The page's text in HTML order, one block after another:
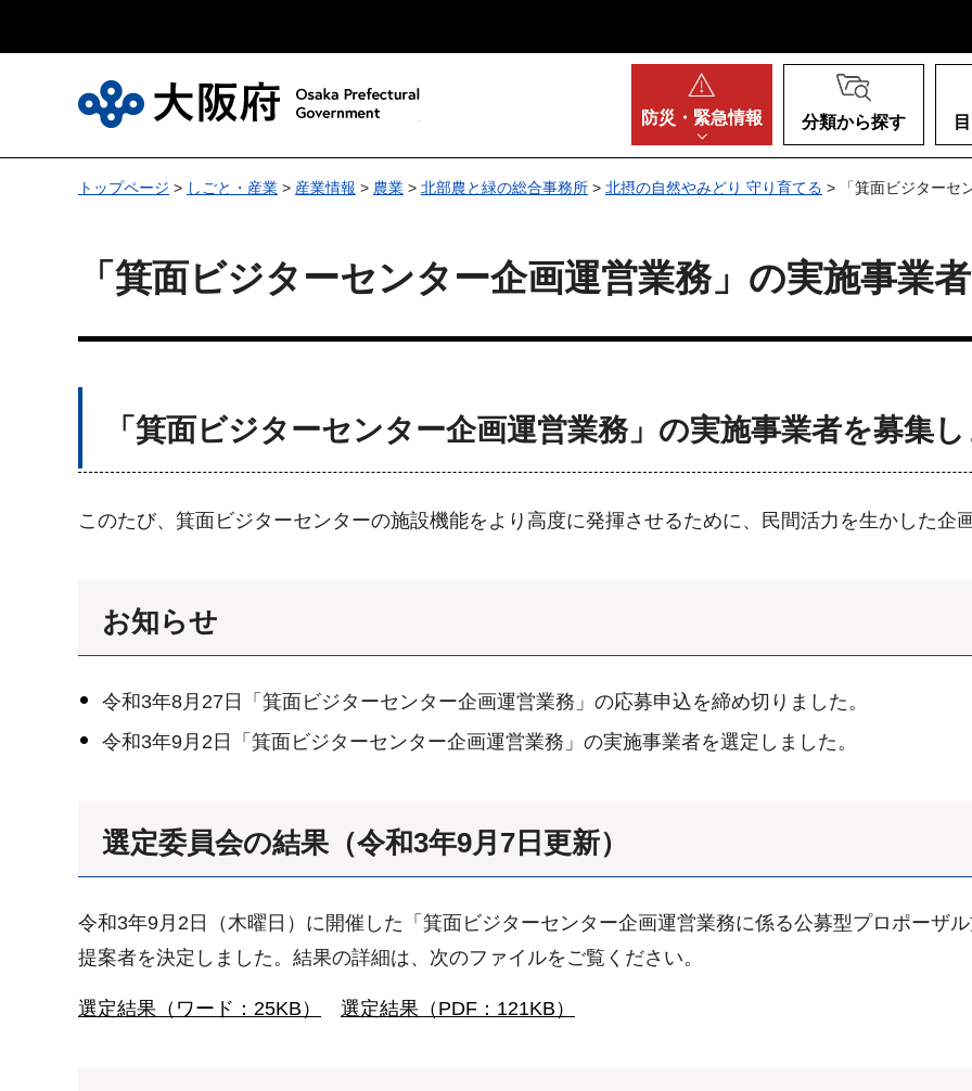
防災・ 緊急情報 分類から探す
トップページ > しごと・産業 > 産業情報 > 農業 > 北部農と緑の総合事務所 > 北摂の自然やみどり 守り育てる > 「箕面ビジターセ
「箕面ビジターセンター企画運営業務」の実施事業
「箕面ビジターセンター企画運営業務」の実施事業者を募集し
このたび、箕面ビジターセンターの施設機能をより高度に発揮させるために、民間活力を生かした企
お知らせ
令和3年8月27日「箕面ビジターセンター企画運営業務」の応募申込を締め切りました。
令和3年9月2日「箕面ビジターセンター企画運営業務」の実施事業者を選定しました。
選定委員会の結果（令和3年9月7日更新）
令和3年9月2日（木曜日）に開催した「箕面ビジターセンター企画運営業務に係る公募型プロポーザ
提案者を決定しました。結果の詳細は、次のファイルをご覧ください。
選定結果（ワード：25KB） 選定結果（PDF：121KB）